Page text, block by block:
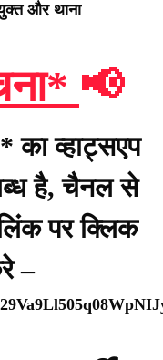
और थाना
📢
का व्हाट्सएप
है, चैनल से
पर क्लिक
–